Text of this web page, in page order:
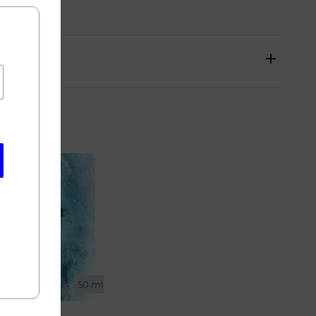
50 ml